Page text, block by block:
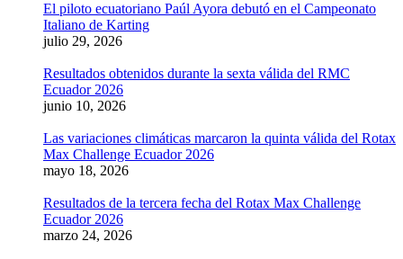
El piloto ecuatoriano Paúl Ayora debutó en el Campeonato
Italiano de Karting
julio 29, 2026
Resultados obtenidos durante la sexta válida del RMC
Ecuador 2026
junio 10, 2026
Las variaciones climáticas marcaron la quinta válida del Rotax
Max Challenge Ecuador 2026
mayo 18, 2026
Resultados de la tercera fecha del Rotax Max Challenge
Ecuador 2026
marzo 24, 2026